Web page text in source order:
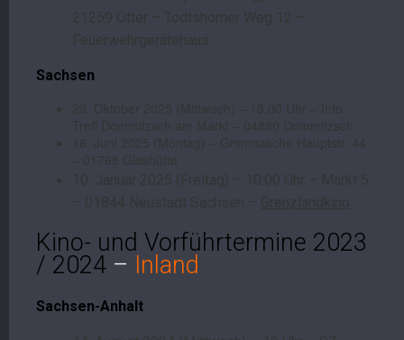
Sachsen
Kino- und Vorführtermine 2023
/ 2024 – Inland
Sachsen-Anhalt